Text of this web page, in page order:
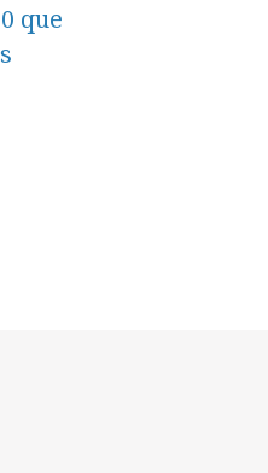
que